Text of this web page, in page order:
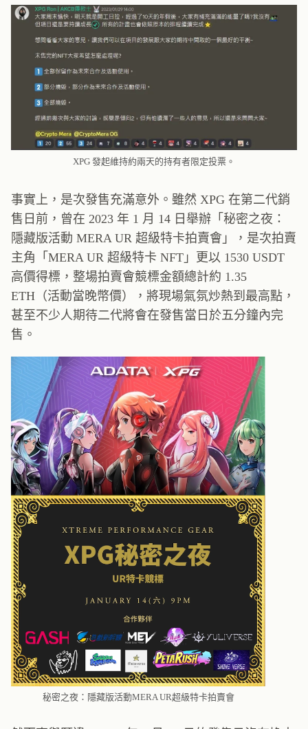
XPG 發起維持約兩天的持有者限定投票。
事實上，是次發售充滿意外。雖然 XPG 在第二代銷
售日前，曾在 2023 年 1 月 14 日舉辦「秘密之夜：
隱藏版活動 MERA UR 超級特卡拍賣會」，是次拍賣
主角「MERA UR 超級特卡 NFT」更以 1530 USDT
高價得標，整場拍賣會競標金額總計約 1.35
ETH（活動當晚幣價），將現場氣氛炒熱到最高點，
甚至不少人期待二代將會在發售當日於五分鐘內完
售。
秘密之夜：隱藏版活動MERA UR超級特卡拍賣會